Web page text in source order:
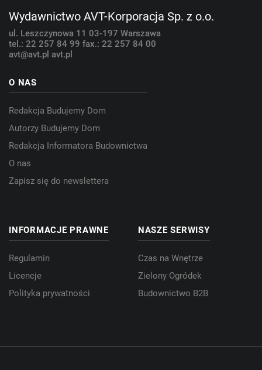
Wydawnictwo AVT-Korporacja Sp. z o.o.
ul. Leszczynowa 11 03-197 Warszawa
tel.: 22 257 84 99 fax.: 22 257 84 00
avt@avt.pl avt.pl
O NAS
Redakcja Budujemy Dom
Autorzy Budujemy Dom
Redakcja Informatora Budownictwa
O nas
Zapisz się do newslettera
INFORMACJE PRAWNE
Regulamin
Licencje
Polityka prywatności
NASZE SERWISY
Czas na Wnętrze
Zielony Ogródek
Budownictwo B2B